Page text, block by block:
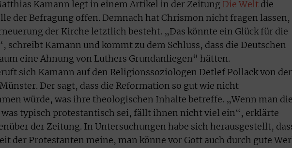
Kamann legt in einem Artikel in der Zeitung Die Welt die
der Befragung offen. Demnach hat Chrismon nicht fragen lassen,
der Kirche letztlich besteht. „Das könnte ein Glück für die
schreibt Kamann und kommt zu dem Schluss, dass die Deutschen
eine Ahnung von Luthers Grundanliegen“ hätten.
sich Kamann auf den Religionssoziologen Detlef Pollack von der
Der sagt, dass die Reformation so gut wie nicht
würde, was ihre theologischen Inhalte betreffe. „Wenn man die
typisch protestantisch sei, fällt ihnen nicht viel ein“, erklärte
der Zeitung. In Untersuchungen habe sich herausgestellt,
der Protestanten meine, man könne vor Gott auch durch gute